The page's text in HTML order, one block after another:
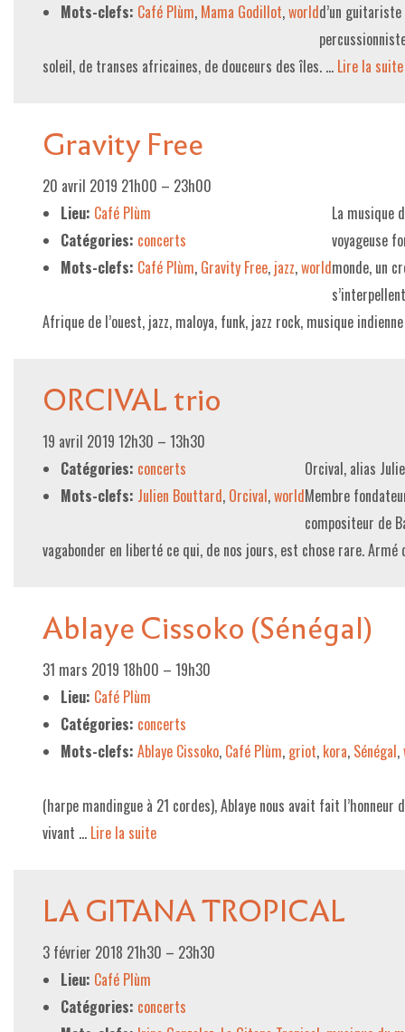
Mots-clefs: Café Plùm, Mama Godillot,worldd’un
soleil, de transes africaines, de douceurs des îles. … Lire la suite­­
Gravity Free
20 avril 2019 21h00 – 23h00
Lieu: Café Plùm
Catégories: concerts
Mots-clefs: Café Plùm, Gravity Free, jazz,world
La musique
voyageuse
monde, un
Afrique de l’ouest, jazz, maloya, funk, jazz rock, musique
ORCIVAL trio
19 avril 2019 12h30 – 13h30
Catégories: concerts
Mots-clefs: Julien Bouttard, Orcival,world
Orcival, alias
Membre
compositeur de
vagabonder en liberté ce qui, de nos jours, est chose rare.
Ablaye Cissoko (Sénégal)
31 mars 2019 18h00 – 19h30
Lieu: Café Plùm
Catégories: concerts
Mots-clefs: Ablaye Cissoko, Café Plùm, griot, kora, Sénégal,
(harpe mandingue à 21 cordes), Ablaye nous avait fait l’honneur
vivant … Lire la suite­­
LA GITANA TROPICAL
3 février 2018 21h30 – 23h30
Lieu: Café Plùm
Catégories: concerts